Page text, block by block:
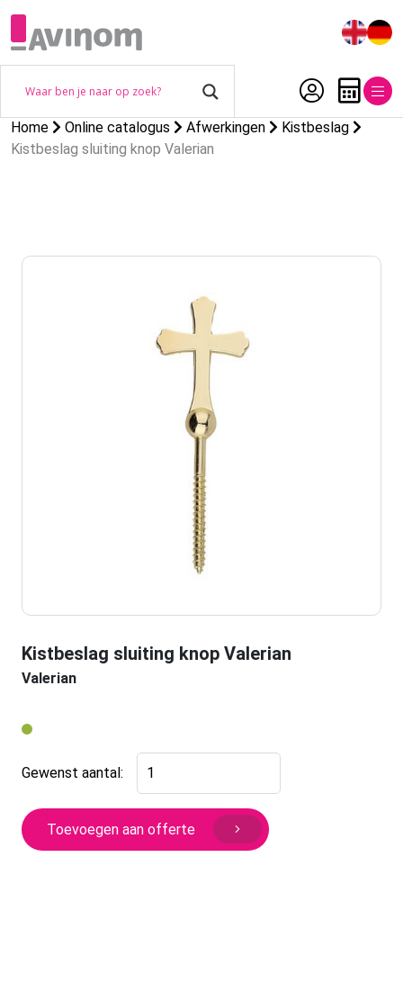
Home Online catalogus Afwerkingen
Kistbeslag
Kistbeslag sluiting knop Valerian
Kistbeslag sluiting knop Valerian
Valerian
Gewenst aantal:
sluiting
knop
Valerian
aantal
Toevoegen aan offerte